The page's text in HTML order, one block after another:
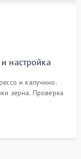
настройка
и капучино.
зерна. Проверка
напитка и
посторонних